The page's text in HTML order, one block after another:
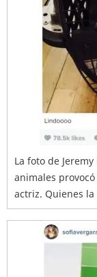
La foto de
animales
actriz. Quienes la